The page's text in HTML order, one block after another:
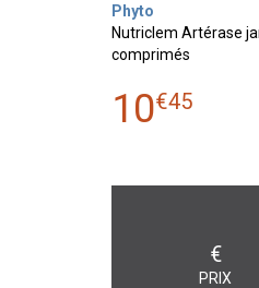
Phyto
Nutriclem Artérase
comprimés
10€45
€
PRIX